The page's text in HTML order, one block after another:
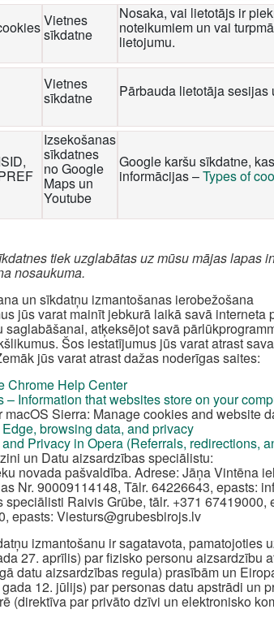
Vietnes
sīkdatne
Nosaka, vai lietotājs ir
noteikumiem un vai
lietojumu.
Vietnes
sīkdatne Pārbauda lietotāja sesijas
Izsekošanas
sīkdatnes
no Google
Maps un
Youtube
Google karšu sīkdatne,
informācijas –Types of
tiek uzglabātas uz mūsu mājas lapas
nosaukuma.
un sīkdatņu izmantošanas ierobežošana
jūs varat mainīt jebkurā laikā savā
saglabāšanai, atķeksējot savā
Šos iestatījumus jūs varat atrast
jūs varat atrast dažas noderīgas saites:
Chrome Help Center
– Information that websites store on your
macOS Sierra: Manage cookies and website
browsing data, and privacy
Privacy in Opera (Referrals, redirections,
un Datu aizsardzības speciālistu:
novada pašvaldība. Adrese: Jāņa Vintēna
Nr. 90009114148, Tālr. 64226643, epasts:
speciālisti Raivis Grūbe, tālr. +371 67419000,
epasts: Viesturs@grubesbirojs.lv
izmantošanu ir sagatavota, pamatojoties
27. aprīlis) par fizisko personu aizsardzību
datu aizsardzības regula) prasībām un
12. jūlijs) par personas datu apstrādi un
(direktīva par privāto dzīvi un elektronisko